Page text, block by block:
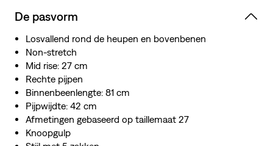
afgewerkte rand, wat hem onderscheidt van de rest.
De pasvorm
Losvallend rond de heupen en bovenbenen
Non-stretch
Mid rise: 27 cm
Rechte pijpen
Binnenbeenlengte: 81 cm
Pijpwijdte: 42 cm
Afmetingen gebaseerd op taillemaat 27
Knoopgulp